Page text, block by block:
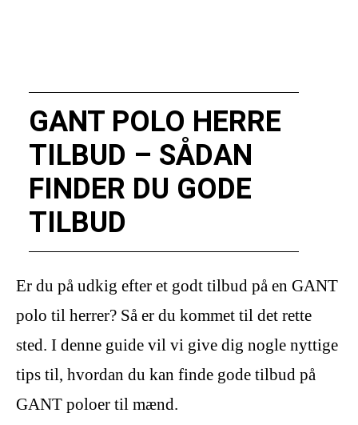
GANT POLO HERRE
TILBUD – SÅDAN
FINDER DU GODE
TILBUD
Er du på udkig efter et godt tilbud på en GANT
polo til herrer? Så er du kommet til det rette
sted. I denne guide vil vi give dig nogle nyttige
tips til, hvordan du kan finde gode tilbud på
GANT poloer til mænd.